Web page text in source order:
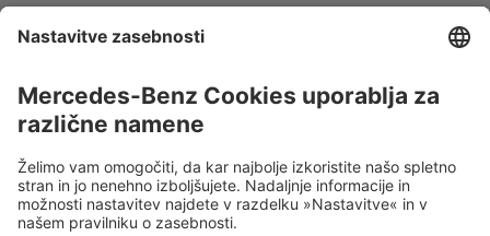
Opozorilo; nizka temperatura